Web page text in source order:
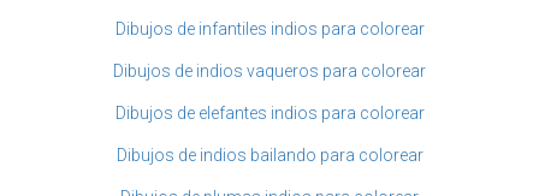
Dibujos de infantiles indios para colorear
Dibujos de indios vaqueros para colorear
Dibujos de elefantes indios para colorear
Dibujos de indios bailando para colorear